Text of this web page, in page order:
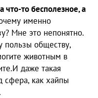
что-то бесполезное, а
именно
Мне это непонятно.
пользы обществу,
животным в
даже такая
сфера, как хайпы